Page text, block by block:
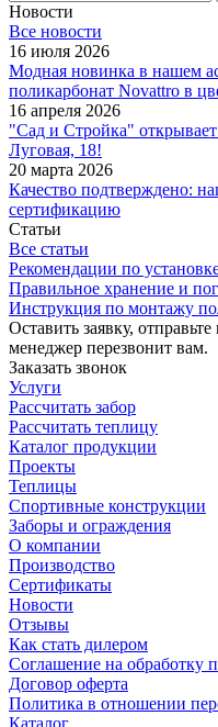
Новости
Все новости
16 июля 2026
Модная новинка в нашем
поликарбонат Novattro в
16 апреля 2026
"Сад и Стройка"
Луговая, 18!
20 марта 2026
Качество подтверждено:
сертификацию
Статьи
Все статьи
Рекомендации по
Правильное хранение и
Инструкция по монтажу
Оставить заявку,
менеджер перезвонит вам.
Заказать звонок
Услуги
Рассчитать забор
Рассчитать теплицу
Каталог продукции
Проекты
Теплицы
Спортивные конструкции
Заборы и ограждения
О компании
Производство
Сертификаты
Новости
Отзывы
Как стать дилером
Соглашение на обработку
Договор оферта
Политика в отношении
Каталог